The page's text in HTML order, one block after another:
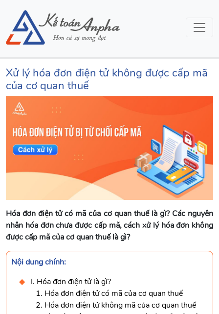
Xử lý hóa đơn điện tử không được cấp mã
của cơ quan thuế
Hóa đơn điện tử có mã của cơ quan thuế là gì? Các nguyên
nhân hóa đơn chưa được cấp mã, cách xử lý hóa đơn không
được cấp mã của cơ quan thuế là gì?
Nội dung chính:
I. Hóa đơn điện tử là gì?
1. Hóa đơn điện tử có mã của cơ quan thuế
2. Hóa đơn điện tử không mã của cơ quan thuế